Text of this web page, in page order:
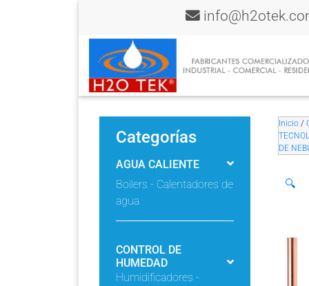
Categorías
AGUA CALIENTE
Boilers - Calentadores de
agua
CONTROL DE
HUMEDAD
Humidificadores -
Inicio /
DE
🔍